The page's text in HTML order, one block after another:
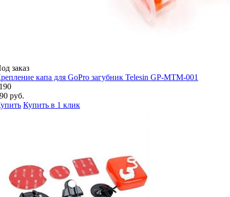
заказ
капа для GoPro загубник Telesin GP-MTM-001
руб.
Купить в 1 клик